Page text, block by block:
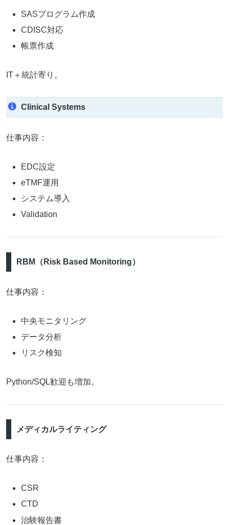
SASプログラム作成
CDISC対応
帳票作成
IT＋統計寄り。
Clinical Systems
仕事内容：
EDC設定
eTMF運用
システム導入
Validation
RBM（Risk Based Monitoring）
仕事内容：
中央モニタリング
データ分析
リスク検知
Python/SQL歓迎も増加。
メディカルライティング
仕事内容：
CSR
CTD
治験報告書